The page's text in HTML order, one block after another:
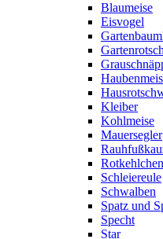
Blaumeise
Eisvogel
Kleiber
Kohlmeise
Mauersegler
Rotkehlchen
Schleiereule
Schwalben
Spatz und
Specht
Star